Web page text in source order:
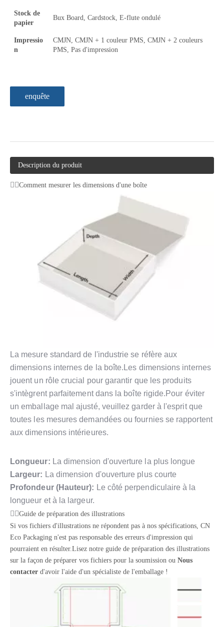
Stock de
papier
Bux Board, Cardstock, E-flute ondulé
Impressio
n
CMJN, CMJN + 1 couleur PMS, CMJN + 2 couleurs
PMS, Pas d'impression
enquête
Description du produit
Comment mesurer les dimensions d'une boîte
La mesure standard de l'industrie se réfère aux
dimensions internes de la boîte.Les dimensions internes
jouent un rôle crucial pour garantir que les produits
s'intègrent parfaitement dans la boîte rigide.Pour éviter
un emballage mal ajusté, veuillez garder à l'esprit que
toutes les mesures demandées ou fournies se rapportent
aux dimensions intérieures.
Longueur: La dimension d'ouverture la plus longue
Largeur: La dimension d'ouverture plus courte
Profondeur (Hauteur): Le côté perpendiculaire à la
longueur et à la largeur.
Guide de préparation des illustrations
Si vos fichiers d'illustrations ne répondent pas à nos spécifications, CN
Eco Packaging n'est pas responsable des erreurs d'impression qui
pourraient en résulter.Lisez notre guide de préparation des illustrations
sur la façon de préparer vos fichiers pour la soumission ou Nous
contacter d'avoir l'aide d'un spécialiste de l'emballage !